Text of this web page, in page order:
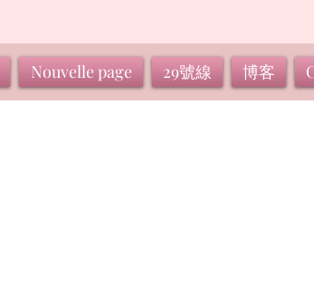
Nouvelle page 29號線 博客